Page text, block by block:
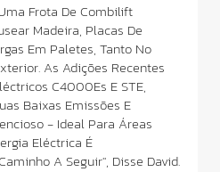
Frota De Combilift
Madeira, Placas De
Em Paletes, Tanto No
As Adições Recentes
C4000Es E STE,
Baixas Emissões E
- Ideal Para Áreas
Eléctrica É
A Seguir", Disse David.